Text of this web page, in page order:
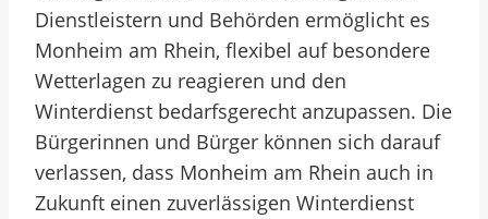
Dienstleistern und Behörden ermöglicht es
Monheim am Rhein, flexibel auf besondere
Wetterlagen zu reagieren und den
Winterdienst bedarfsgerecht anzupassen. Die
Bürgerinnen und Bürger können sich darauf
verlassen, dass Monheim am Rhein auch in
Zukunft einen zuverlässigen Winterdienst